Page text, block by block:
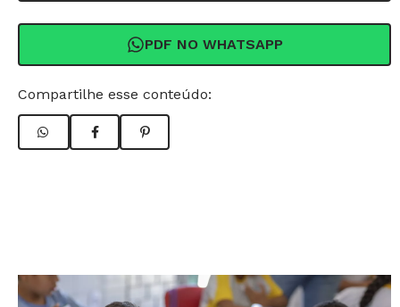
PDF NO WHATSAPP
Compartilhe esse conteúdo: